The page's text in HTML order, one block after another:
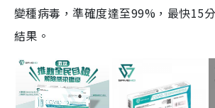
變種病毒，準確度達至99%，最快15
結果。